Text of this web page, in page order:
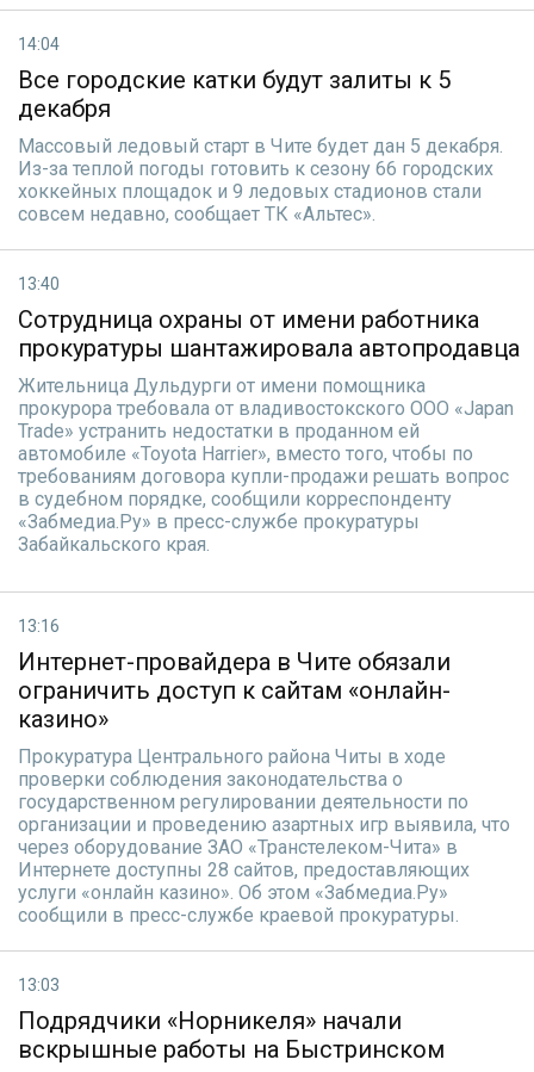
14:04
Все городские катки будут залиты к 5
декабря
Массовый ледовый старт в Чите будет дан 5 декабря.
Из-за теплой погоды готовить к сезону 66 городских
хоккейных площадок и 9 ледовых стадионов стали
совсем недавно, сообщает ТК «Альтес».
13:40
Сотрудница охраны от имени работника
прокуратуры шантажировала автопродавца
Жительница Дульдурги от имени помощника
прокурора требовала от владивостокского ООО «Japan
Trade» устранить недостатки в проданном ей
автомобиле «Toyota Harrier», вместо того, чтобы по
требованиям договора купли-продажи решать вопрос
в судебном порядке, сообщили корреспонденту
«Забмедиа.Ру» в пресс-службе прокуратуры
Забайкальского края.
13:16
Интернет-провайдера в Чите обязали
ограничить доступ к сайтам «онлайн-
казино»
Прокуратура Центрального района Читы в ходе
проверки соблюдения законодательства о
государственном регулировании деятельности по
организации и проведению азартных игр выявила, что
через оборудование ЗАО «Транстелеком-Чита» в
Интернете доступны 28 сайтов, предоставляющих
услуги «онлайн казино». Об этом «Забмедиа.Ру»
сообщили в пресс-службе краевой прокуратуры.
13:03
Подрядчики «Норникеля» начали
вскрышные работы на Быстринском